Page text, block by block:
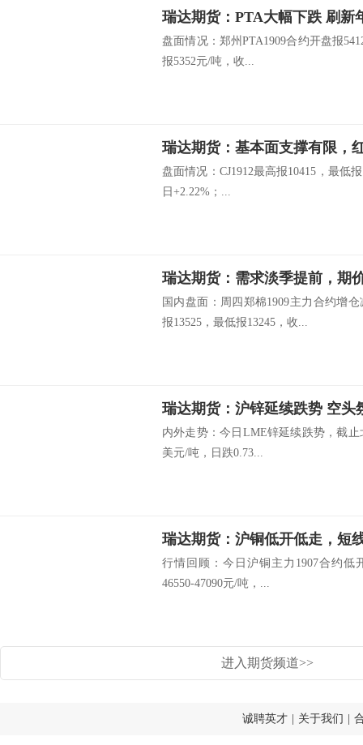
瑞达期货：PTA大幅下跌 刷新
盘面情况：郑州PTA1909合约开盘报
报5352元/吨，收...
瑞达期货：基本面支撑有限，
盘面情况：CJ1912最高报10415，最低
日+2.22%；...
瑞达期货：需求淡季提前，期
国内盘面：周四郑棉1909主力合约增
报13525，最低报13245，收...
瑞达期货：沪锌延续跌势 空头
内外走势：今日LME锌延续跌势，截止
美元/吨，日跌0.73...
瑞达期货：沪铜低开低走，短
行情回顾：今日沪铜主力1907合约低
46550-47090元/吨，...
进入期货频道>>
诚聘英才 关于我们